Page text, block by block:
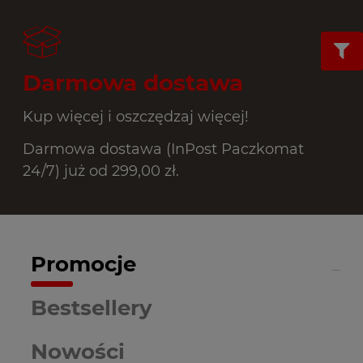
Darmowa dostawa
Kup więcej i oszczędzaj więcej!
Darmowa dostawa (InPost Paczkomat
24/7) już od 299,00 zł.
Promocje
Nowości
Bestsellery